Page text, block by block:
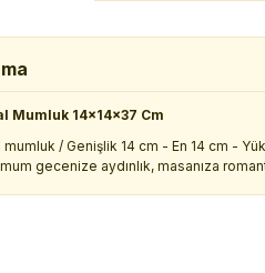
Mumluk 14x14x37 Cm
/ Genişlik 14 cm - En 14 cm -
mum gecenize aydınlık, masanıza